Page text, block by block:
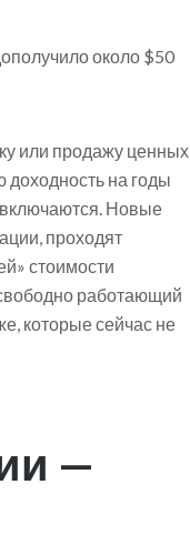
около $50
или продажу ценных
на годы
Новые
проходят
стоимости
работающий
которые сейчас не
—